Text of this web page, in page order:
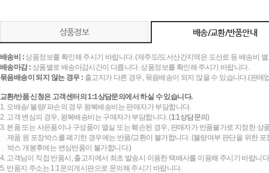
상품정보 배송/교환/반품안내
배송비 :상품정보를 확인해 주시기 바랍니다. (제주도/도서산간지역은 도선료 등 배송비
배송마감 : 상품별로 배송마감시간이 다릅니다. 상품정보를 확인해 주시기 바랍니다.
묶음배송이 되지 않는 경우 : 출고지가 다른 경우, 묶음배송이 되지 않을 수 있습니다.(판
교환/반품 신청은 고객센터의 1:1상담문의에서 하실 수 있습니다.
1. 오배송/ 불량/ 파손의 경우 왕복배송비는 판매자가 부담합니다.
2. 고객 변심의 경우, 왕복배송비는 구매자가 부담합니다. (1:1상담문의)
3. 본품 또는 사은품이나 구성품이 멸실 또는 훼손된 경우, 판매자가 반품불가로 지정한 상
제품 원 포장박스를 폐기한 경우에는 반품/교환이 불가합니다. (불량여부 판단을 위한
박스 개봉후에는 변심반품이 불가합니다.)
4. 고객님이 직접 반품시, 출고지에서 최초 발송시 이용한 택배사를 이용해 주시기 바랍니
5. 반품지 주소는 1:1문의게시판으로 문의해 주시기 바랍니다.